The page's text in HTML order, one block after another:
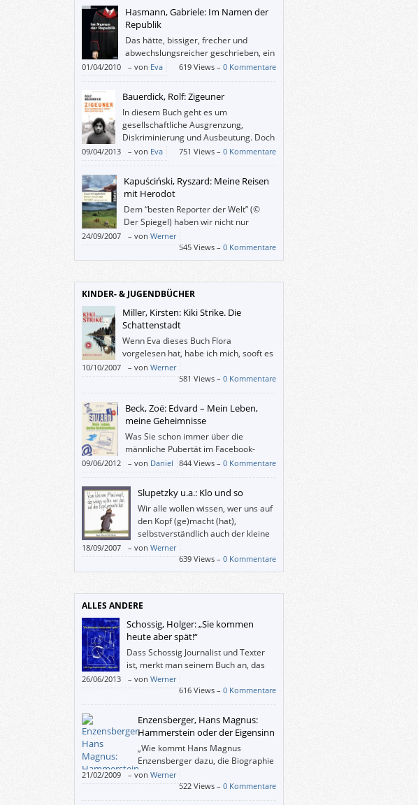
Hasmann, Gabriele: Im Namen der
Republik
Das hätte, bissiger, frecher und
abwechslungsreicher geschrieben, ein
sehr interessanter Lesestoff sein
können.
01/04/2010 – von Eva 619 Views – 0 Kommentare
Bauerdick, Rolf: Zigeuner
In diesem Buch geht es um
gesellschaftliche Ausgrenzung,
Diskriminierung und Ausbeutung. Doch
es zeigt auch andere Seiten dieser
Probleme. Bauerdick gibt den Zigeunern ihre
Menschlichkeit zurück, gesteht ihnen zu, gute und
schlechte Eigenschaften zu haben wie alle
Menschen auf dieser Welt, und holt sie so aus der
Keimfreiheit der übertriebenen politischen
Korrektheit (und Arroganz).
09/04/2013 – von Eva 751 Views – 0 Kommentare
Kapuściński, Ryszard: Meine Reisen
mit Herodot
Dem “besten Reporter der Welt” (©
Der Spiegel) haben wir nicht nur
zahlreiche aufschlussreiche Berichte
über, ja, über die Welt zu verdanken, sondern
auch dieses persönliche Buch.
24/09/2007 – von Werner
545 Views – 0 Kommentare
KINDER- & JUGENDBÜCHER
Miller, Kirsten: Kiki Strike. Die
Schattenstadt
Wenn Eva dieses Buch Flora
vorgelesen hat, habe ich mich, sooft es
ging, dazugesetzt, doch irgendwann
dauerte mir das zu lang, ich nahm “Kiki Strike” mit
ins Bett und las es in einem Zug zu Ende.
10/10/2007 – von Werner
581 Views – 0 Kommentare
Beck, Zoë: Edvard – Mein Leben,
meine Geheimnisse
Was Sie schon immer über die
männliche Pubertät im Facebook-
Zeitalter wissen wollten, Edvard
erklärt es Ihnen!
09/06/2012 – von Daniel 844 Views – 0 Kommentare
Slupetzky u.a.: Klo und so
Wir alle wollen wissen, wer uns auf
den Kopf (ge)macht (hat),
selbstverständlich auch der kleine
Maulwurf. – Und was macht ein
kleiner Junge, der schon allein aufs Klo gehen
kann, wenn dieses (etwa von seinem lesenden
scheißt drauf.
18/09/2007 – von Werner
639 Views – 0 Kommentare
ALLES ANDERE
Schossig, Holger: „Sie kommen
heute aber spät!“
Dass Schossig Journalist und Texter
ist, merkt man seinem Buch an, das
dazu beitragen könnte, dass
Paketzusteller vielleicht öfter mal ein Trinkgeld
bekommen – oder wenigstens gegrüßt werden.
26/06/2013 – von Werner
616 Views – 0 Kommentare
Enzensberger, Hans Magnus:
Hammerstein oder der Eigensinn
„Wie kommt Hans Magnus
Enzensberger dazu, die Biographie
eines deutschen Generals zu
schreiben?“, fragt uns der Verlag, und
Enzensberger selbst erklärt es in einem
21/02/2009 – von Werner
522 Views – 0 Kommentare